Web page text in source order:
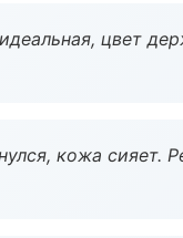
цвет
кожа сияет.